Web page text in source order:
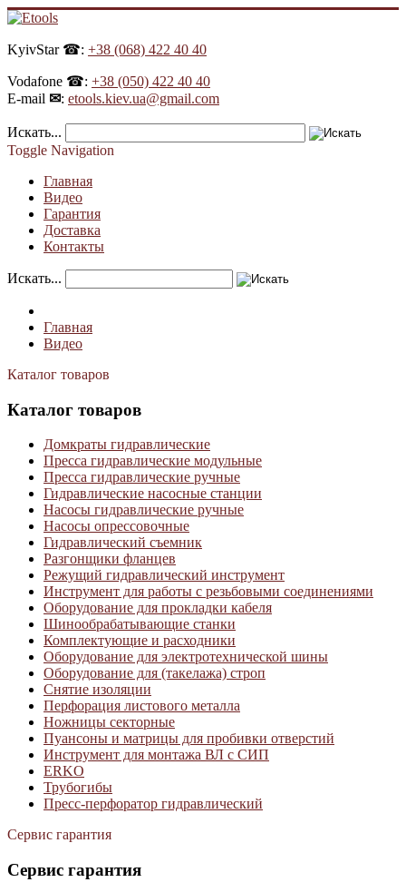
KyivStar ☎: +38 (068) 422 40 40
Vodafone ☎: +38 (050) 422 40 40
E-mail ✉: etools.kiev.ua@gmail.com
Искать...
Toggle Navigation
Главная
Видео
Гарантия
Доставка
Контакты
Искать...
Главная
Видео
Каталог товаров
Каталог товаров
Домкраты гидравлические
Пресса гидравлические модульные
Пресса гидравлические ручные
Гидравлические насосные станции
Насосы гидравлические ручные
Насосы опрессовочные
Гидравлический съемник
Разгонщики фланцев
Режущий гидравлический инструмент
Инструмент для работы с резьбовыми соединениями
Оборудование для прокладки кабеля
Шинообрабатывающие станки
Комплектующие и расходники
Оборудование для электротехнической шины
Оборудование для (такелажа) строп
Снятие изоляции
Перфорация листового металла
Ножницы секторные
Пуансоны и матрицы для пробивки отверстий
Инструмент для монтажа ВЛ с СИП
ERKO
Трубогибы
Пресс-перфоратор гидравлический
Сервис гарантия
Сервис гарантия